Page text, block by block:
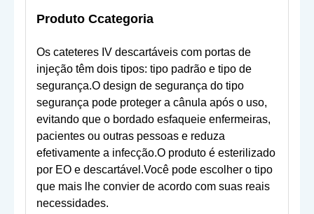
Produto Ccategoria
Os cateteres IV descartáveis ​​com portas de
injeção têm dois tipos: tipo padrão e tipo de
segurança.O design de segurança do tipo
segurança pode proteger a cânula após o uso,
evitando que o bordado esfaqueie enfermeiras,
pacientes ou outras pessoas e reduza
efetivamente a infecção.O produto é esterilizado
por EO e descartável.Você pode escolher o tipo
que mais lhe convier de acordo com suas reais
necessidades.